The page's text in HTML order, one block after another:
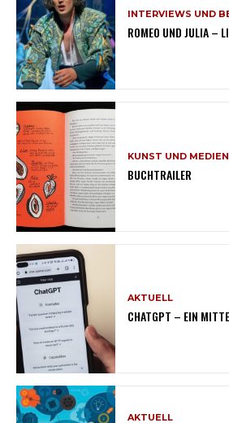
INTERVIEWS UND
ROMEO UND JULIA –
KUNST UND MEDIEN
BUCHTRAILER
AKTUELL
CHATGPT – EIN
AKTUELL